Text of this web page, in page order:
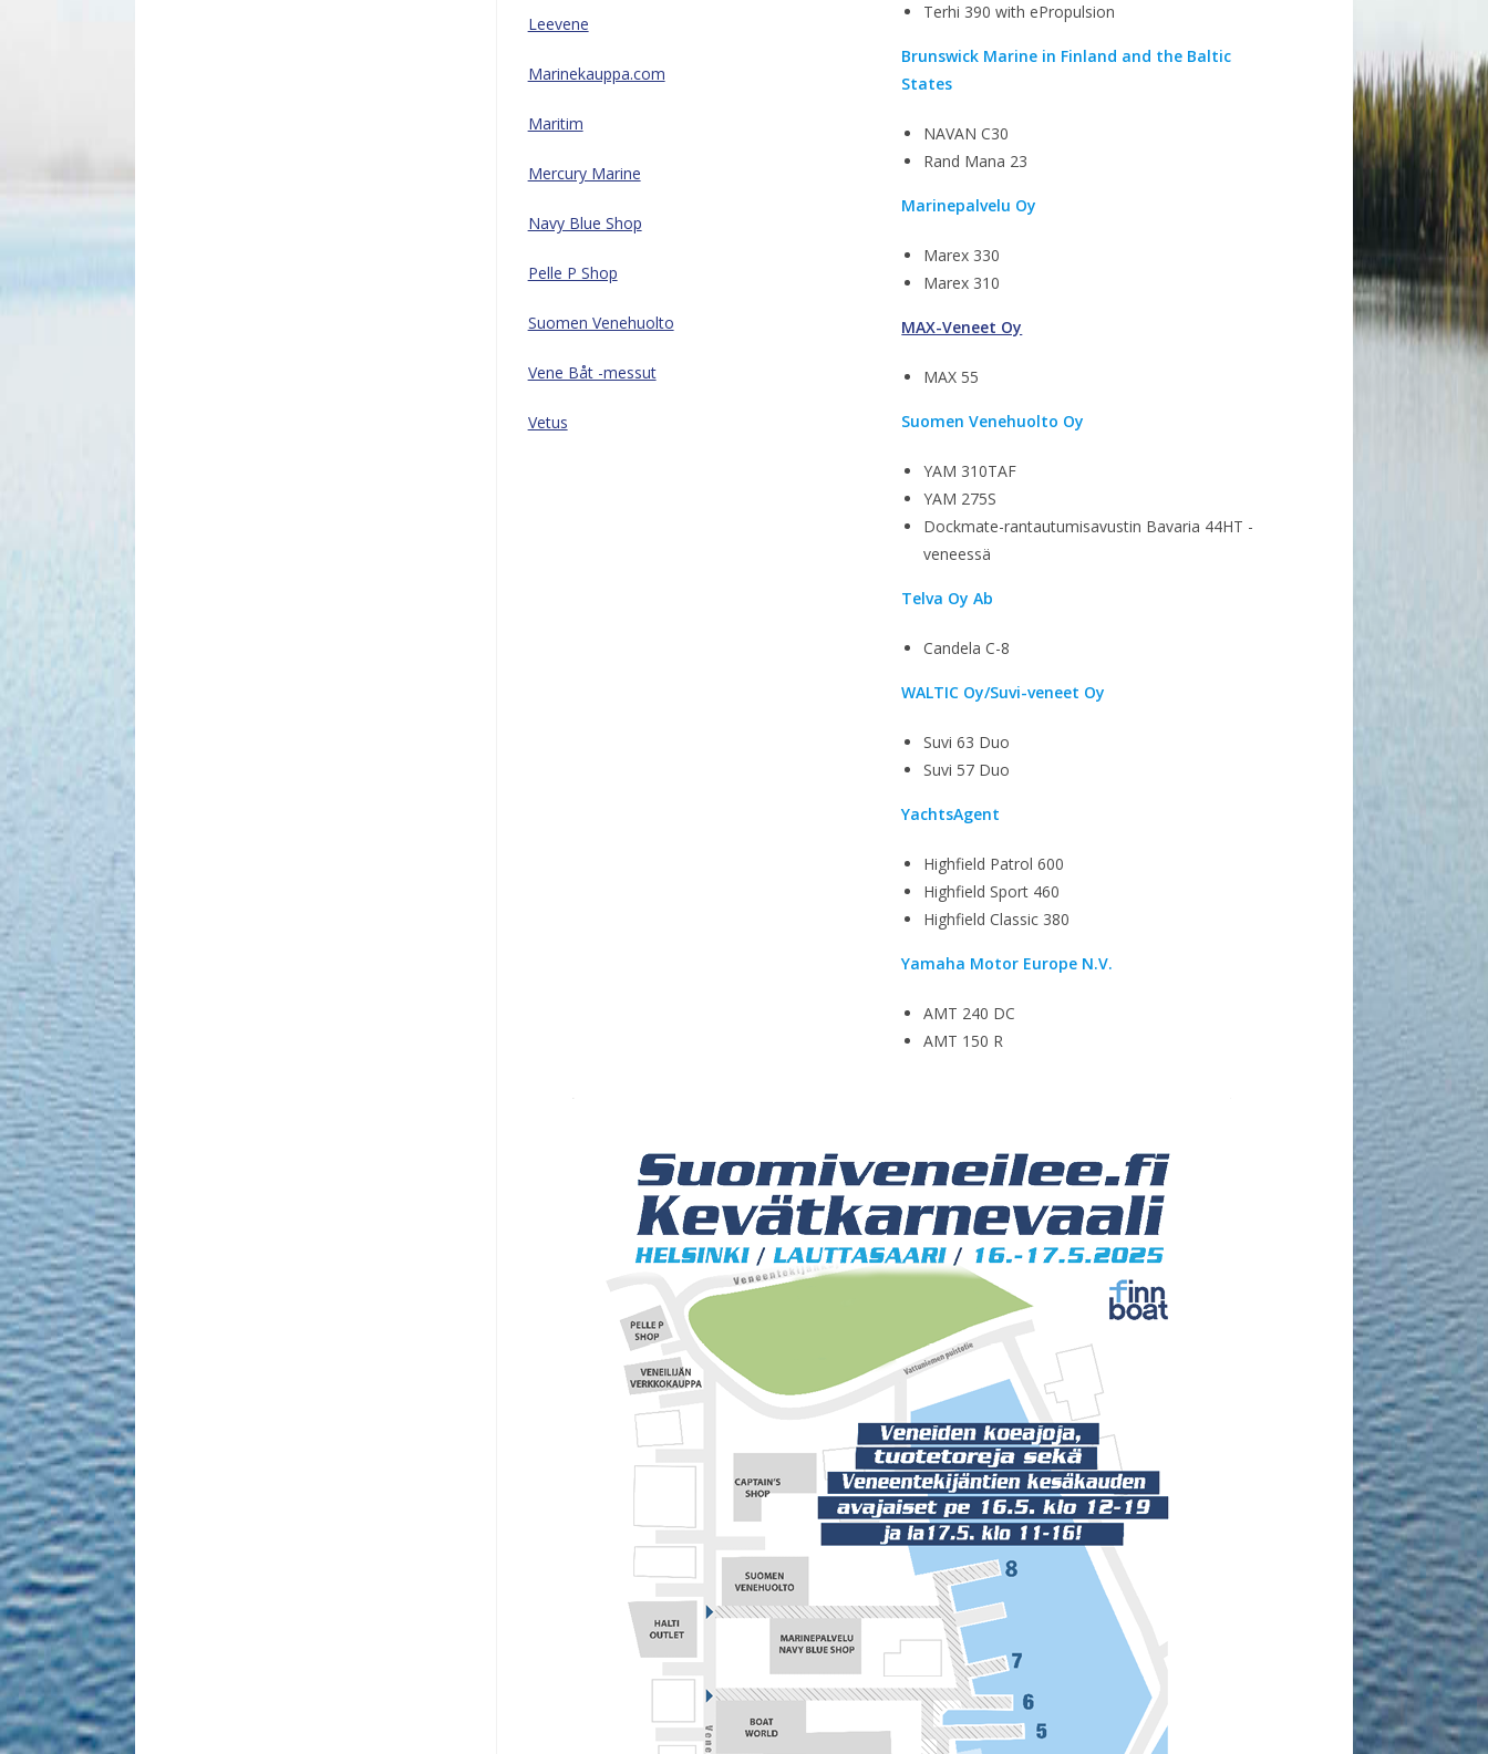
Leevene
Marinekauppa.com
Maritim
Mercury Marine
Navy Blue Shop
Pelle P Shop
Suomen Venehuolto
Vene Båt -messut
Vetus
Terhi 390 with ePropulsion
Brunswick Marine in Finland and the Baltic
States
NAVAN C30
Rand Mana 23
Marinepalvelu Oy
Marex 330
Marex 310
MAX-Veneet Oy
MAX 55
Suomen Venehuolto Oy
YAM 310TAF
YAM 275S
Dockmate-rantautumisavustin Bavaria 44HT -
veneessä
Telva Oy Ab
Candela C-8
WALTIC Oy/Suvi-veneet Oy
Suvi 63 Duo
Suvi 57 Duo
YachtsAgent
Highfield Patrol 600
Highfield Sport 460
Highfield Classic 380
Yamaha Motor Europe N.V.
AMT 240 DC
AMT 150 R